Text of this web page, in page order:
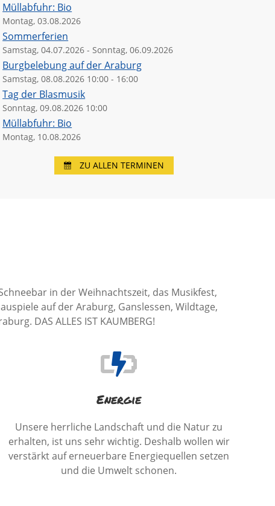
Sommerball - Ein
Sommerabend wie
damals!
23.07.2026
09:00
>
23.07.2026
08:00
Müllabfuhr: Bio
Montag, 03.08.2026
Sommerferien
Samstag, 04.07.2026 - Sonntag, 06.09.2026
Burgbelebung auf der Araburg
Samstag, 08.08.2026 10:00 - 16:00
Tag der Blasmusik
Sonntag, 09.08.2026 10:00
Müllabfuhr: Bio
Montag, 10.08.2026
ZU ALLEN TERMINEN
in der Weihnachtszeit, das Musikfest,
auf der Araburg, Ganslessen, Wildtage,
DAS ALLES IST KAUMBERG!
Energie
Unsere herrliche Landschaft und die Natur zu
erhalten, ist uns sehr wichtig. Deshalb wollen wir
verstärkt auf erneuerbare Energiequellen setzen
und die Umwelt schonen.